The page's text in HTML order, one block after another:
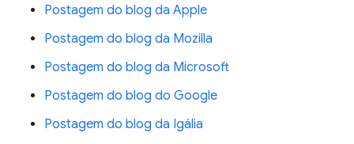
Postagem do blog da Apple
Postagem do blog da Mozilla
Postagem do blog da Microsoft
Postagem do blog do Google
Postagem do blog da Igália